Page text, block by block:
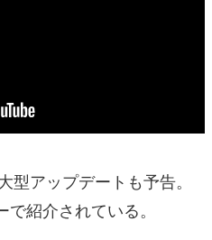
型アップデートも予告。
紹介されている。